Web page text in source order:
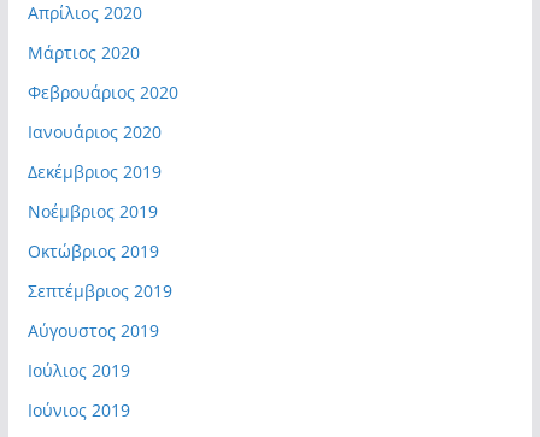
Απρίλιος 2020
Μάρτιος 2020
Φεβρουάριος 2020
Ιανουάριος 2020
Δεκέμβριος 2019
Νοέμβριος 2019
Οκτώβριος 2019
Σεπτέμβριος 2019
Αύγουστος 2019
Ιούλιος 2019
Ιούνιος 2019